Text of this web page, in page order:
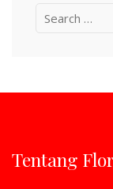
Search
Tentang